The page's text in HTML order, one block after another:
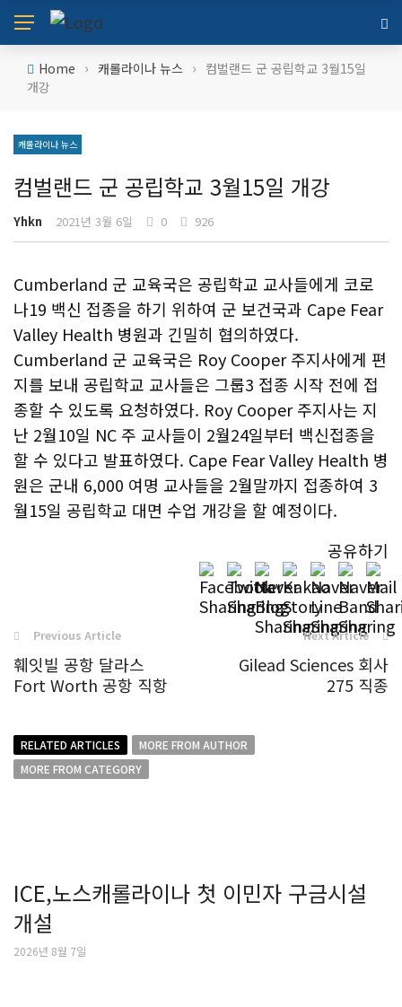
Home › 캐롤라이나 뉴스 › 컴벌랜드 군 공립학교 3월15일
개강
캐롤라이나 뉴스
컴벌랜드 군 공립학교 3월15일 개강
Yhkn 2021년 3월 6일 0 926
Cumberland 군 교육국은 공립학교 교사들에게 코로
나19 백신 접종을 하기 위하여 군 보건국과 Cape Fear
Valley Health 병원과 긴밀히 협의하였다.
Cumberland 군 교육국은 Roy Cooper 주지사에게 편
지를 보내 공립학교 교사들은 그룹3 접종 시작 전에 접
종할 수 있도록 요청하였다. Roy Cooper 주지사는 지
난 2월10일 NC 주 교사들이 2월24일부터 백신접종을
할 수 있다고 발표하였다. Cape Fear Valley Health 병
원은 군내 6,000 여명 교사들을 2월말까지 접종하여 3
월15일 공립학교 대면 수업 개강을 할 예정이다.
공유하기
Previous Article
훼잇빌 공항 달라스
Fort Worth 공항 직항
Next Article
Gilead Sciences 회사
275 직종
RELATED ARTICLES
MORE FROM AUTHOR
MORE FROM CATEGORY
ICE,노스캐롤라이나 첫 이민자 구금시설
개설
2026년 8월 7일